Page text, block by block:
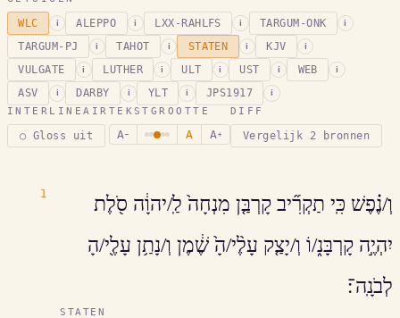
WLC i ALEPPO i LXX-RAHLFS i TARGUM-ONK i
TARGUM-PJ i TAHOT i STATEN i KJV i
VULGATE i LUTHER i ULT i UST i WEB i
ASV i DARBY i YLT i JPS1917 i
INTERLINEAIR
○ Gloss uit
TEKSTGROOTTE
A− A A+
DIFF
Vergelijk 2 bronnen
1
וְ/נֶ֗פֶשׁ כִּֽי תַקְרִ֞יב קָרְבַּ֤ן מִנְחָה֙ לַֽ/יהוָ֔ה סֹ֖לֶת
יִהְיֶ֣ה קָרְבָּנ֑/וֹ וְ/יָצַ֤ק עָלֶ֨י/הָ֙ שֶׁ֔מֶן וְ/נָתַ֥ן עָלֶ֖י/הָ
לְבֹנָֽה־׃
STATEN